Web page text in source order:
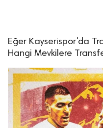
Eğer Kayserispor'da
Hangi Mevkilere